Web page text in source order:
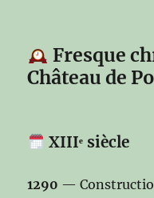
Fresque
Château de
XIIIᵉ siècle
1290 —